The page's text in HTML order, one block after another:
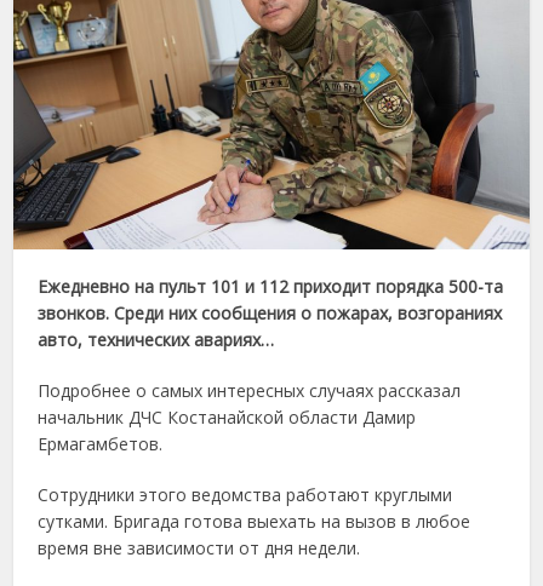
Ежедневно на пульт 101 и 112 приходит порядка 500-та
звонков. Среди них сообщения о пожарах, возгораниях
авто, технических авариях…
Подробнее о самых интересных случаях рассказал
начальник ДЧС Костанайской области Дамир
Ермагамбетов.
Сотрудники этого ведомства работают круглыми
сутками. Бригада готова выехать на вызов в любое
время вне зависимости от дня недели.